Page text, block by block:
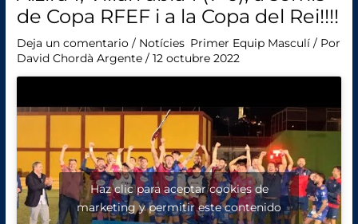
de Copa RFEF i a la Copa del Rei!!!!
Deja un comentario / Notícies Primer Equip Masculí / Por
David Chordà Argente/12 octubre 2022
Haz clic para aceptar cookies de
marketing y permitir este contenido